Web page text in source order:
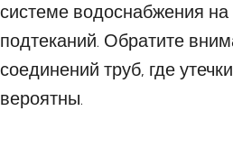
системе водоснабжения
подтеканий. Обратите
соединений труб, где
вероятны.